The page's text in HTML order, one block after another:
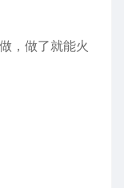
，做了就能火